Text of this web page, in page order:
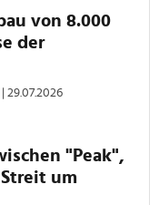
von 8.000
der
| 29.07.2026
"Peak",
um